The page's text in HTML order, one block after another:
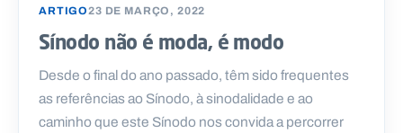
ARTIGO23 DE MARÇO, 2022
Sínodo não é moda, é modo
Desde o final do ano passado, têm sido frequentes
as referências ao Sínodo, à sinodalidade e ao
caminho que este Sínodo nos convida a percorrer